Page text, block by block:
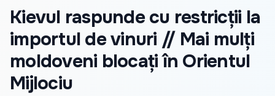
Kievul raspunde cu restricții la
importul de vinuri // Mai mulți
moldoveni blocați în Orientul
Mijlociu